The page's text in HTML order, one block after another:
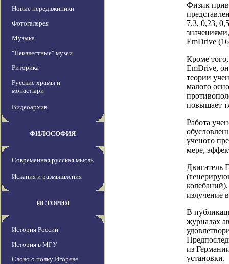
Новые передвжиники
Фотогалерея
Музыка
"Неизвестные" музеи
Риторика
Русские храмы и
монастыри
Видеоархив
ФИЛОСОФИЯ
Современная русская мысль
Искания и размышления
ИСТОРИЯ
История России
История в МГУ
Слово о полку Игореве
Физик
7,3, 0,23,
EmDrive
Кроме
EmDrive,
теории
малого
повышает
Работа
ученого
мере,
Двигатель
излучение
В
журналах
из
установки.